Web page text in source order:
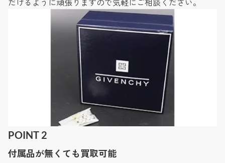
POINT 2
付属品が無くても買取可能